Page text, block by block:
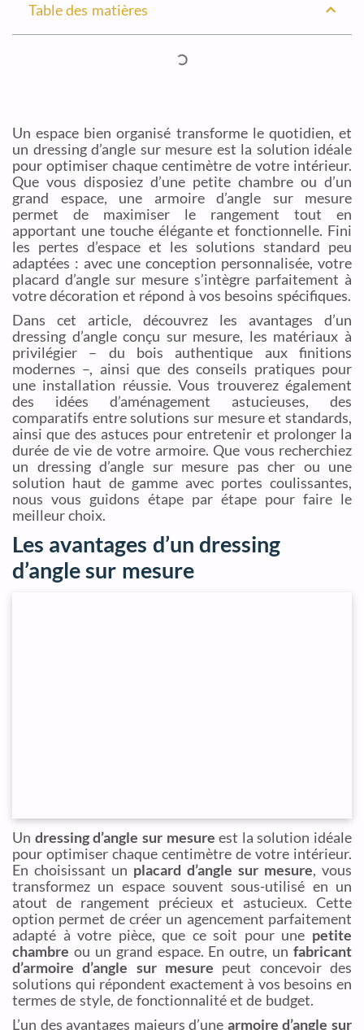
Table des matières
Un espace bien organisé transforme le quotidien, et
un dressing d’angle sur mesure est la solution idéale
pour optimiser chaque centimètre de votre intérieur.
Que vous disposiez d’une petite chambre ou d’un
grand espace, une armoire d’angle sur mesure
permet de maximiser le rangement tout en
apportant une touche élégante et fonctionnelle. Fini
les pertes d’espace et les solutions standard peu
adaptées : avec une conception personnalisée, votre
placard d’angle sur mesure s’intègre parfaitement à
votre décoration et répond à vos besoins spécifiques.
Dans cet article, découvrez les avantages d’un
dressing d’angle conçu sur mesure, les matériaux à
privilégier – du bois authentique aux finitions
modernes –, ainsi que des conseils pratiques pour
une installation réussie. Vous trouverez également
des idées d’aménagement astucieuses, des
comparatifs entre solutions sur mesure et standards,
ainsi que des astuces pour entretenir et prolonger la
durée de vie de votre armoire. Que vous recherchiez
un dressing d’angle sur mesure pas cher ou une
solution haut de gamme avec portes coulissantes,
nous vous guidons étape par étape pour faire le
meilleur choix.
Les avantages d’un dressing
d’angle sur mesure
Un dressing d’angle sur mesure est la solution idéale
pour optimiser chaque centimètre de votre intérieur.
En choisissant un placard d’angle sur mesure, vous
transformez un espace souvent sous-utilisé en un
atout de rangement précieux et astucieux. Cette
option permet de créer un agencement parfaitement
adapté à votre pièce, que ce soit pour une petite
chambre ou un grand espace. En outre, un fabricant
d’armoire d’angle sur mesure peut concevoir des
solutions qui répondent exactement à vos besoins en
termes de style, de fonctionnalité et de budget.
L’un des avantages majeurs d’une armoire d’angle sur